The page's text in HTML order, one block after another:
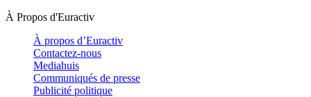
À Propos d'Euractiv
À propos d’Euractiv
Contactez-nous
Mediahuis
Communiqués de presse
Publicité politique